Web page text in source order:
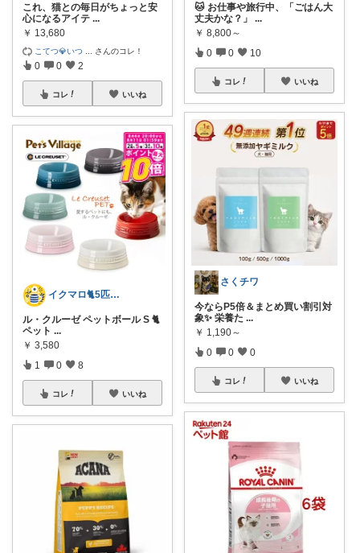
これ、猫との毎日がちょっと安
心になるアイテ ...
￥ 13,680
こてつ💎いつ さんのコレ！
0 0 2
コレ いいね
イクマロ🐈5匹の猫とおうちカフェ☕️
ル・クルーゼ ペットボール S 🐈
ペット ...
￥ 3,580
1 0 8
コレ いいね
🐱 お仕事や旅行中、「ごはん大
丈夫かな？」
...
￥ 8,800～
0 0 10
コレ いいね
さくチワ
今ならP5倍＆まとめ買い割引対
象✨ 栄養た ...
￥ 1,190～
0 0 0
コレ いいね